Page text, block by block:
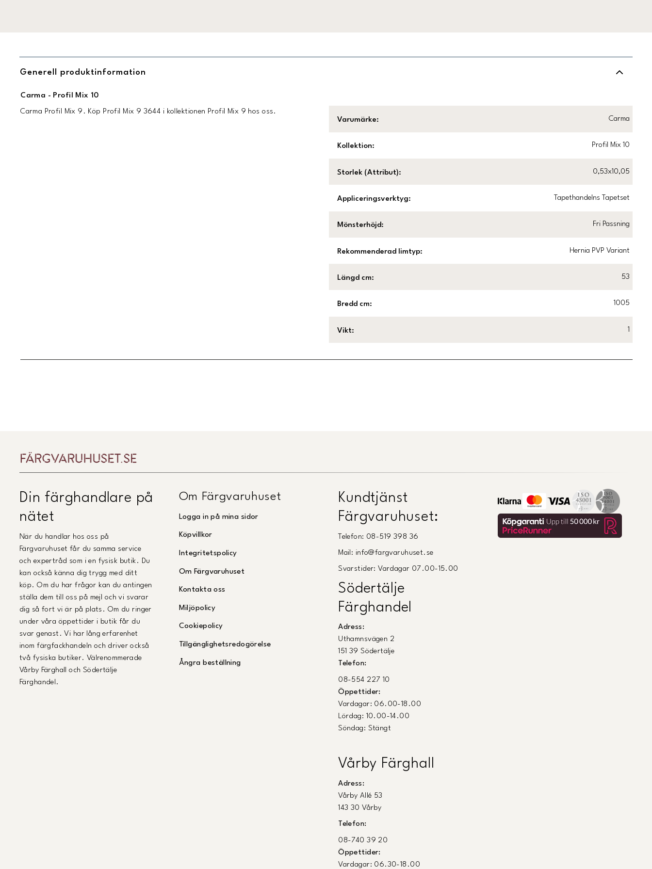
Generell produktinformation
Carma - Profil Mix 10
Carma Profil Mix 9. Köp Profil Mix 9 3644 i kollektionen Profil Mix 9 hos oss.
Varumärke: Carma
Kollektion: Profil Mix 10
Storlek (Attribut): 0,53x10,05
Appliceringsverktyg: Tapethandelns Tapetset
Mönsterhöjd: Fri Passning
Rekommenderad limtyp: Hernia PVP Variant
Längd cm: 53
Bredd cm: 1005
Vikt: 1
Din färghandlare på
nätet
När du handlar hos oss på
Färgvaruhuset får du samma service
och expertråd som i en fysisk butik. Du
kan också känna dig trygg med ditt
köp. Om du har frågor kan du antingen
ställa dem till oss på mejl och vi svarar
dig så fort vi är på plats. Om du ringer
under våra öppettider i butik får du
svar genast. Vi har lång erfarenhet
inom färgfackhandeln och driver också
två fysiska butiker. Välrenommerade
Vårby Färghall och Södertälje
Färghandel.
Om Färgvaruhuset
Logga in på mina sidor
Köpvillkor
Integritetspolicy
Om Färgvaruhuset
Kontakta oss
Miljöpolicy
Cookiepolicy
Tillgänglighetsredogörelse
Ångra beställning
Kundtjänst
Färgvaruhuset:
Telefon: 08-519 398 36
Mail: info@fargvaruhuset.se
Svarstider: Vardagar 07.00-15.00
Södertälje
Färghandel
Adress:
Uthamnsvägen 2
151 39 Södertälje
Telefon:
08-554 227 10
Öppettider:
Vardagar: 06.00-18.00
Lördag: 10.00-14.00
Söndag: Stängt
Vårby Färghall
Adress:
Vårby Allé 53
143 30 Vårby
Telefon:
08-740 39 20
Öppettider:
Vardagar: 06.30-18.00